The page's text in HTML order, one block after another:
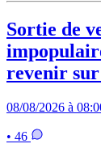
Sortie de
revenir
08/08/2026 à
• 46